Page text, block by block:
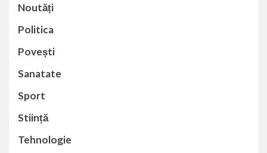
Noutăți
Politica
Povești
Sanatate
Sport
Stiință
Tehnologie